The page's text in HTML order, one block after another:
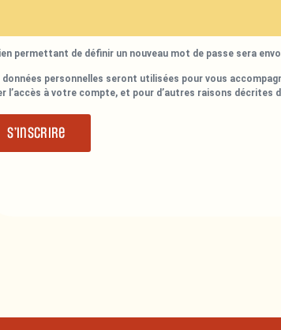
permettant de définir un nouveau mot de passe sera
données personnelles seront utilisées pour vous
l’accès à votre compte, et pour d’autres raisons décrites
S’inscrire